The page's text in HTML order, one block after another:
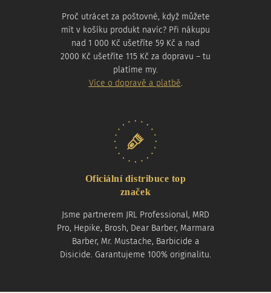
Proč utrácet za poštovné, když můžete
mít v košíku produkt navíc? Při nákupu
nad 1 000 Kč ušetříte 59 Kč a nad
2000 Kč ušetříte 115 Kč za dopravu – tu
platíme my.
Více o dopravě a platbě.
Oficiální distribuce top
značek
Jsme partnerem JRL Professional, MRD
Pro, Hepike, Brosh, Dear Barber, Marmara
Barber, Mr. Mustache, Barbicide a
Disicide. Garantujeme 100% originalitu.